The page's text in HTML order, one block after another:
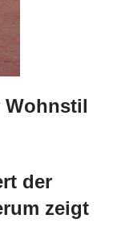
Wohnstil
der
zeigt